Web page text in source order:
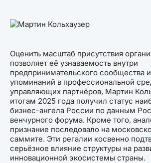
Оценить масштаб присутствия
позволяет её узнаваемость внутри
предпринимательского сообщества
упоминаний в профессиональной
управляющих партнёров, Мартин
итогам 2025 года получил статус
бизнес-ангела России по данным
венчурного форума. Кроме того,
признание последовало на
саммите. Эти регалии косвенно
серьёзное влияние структуры на
инновационной экосистемы страны.